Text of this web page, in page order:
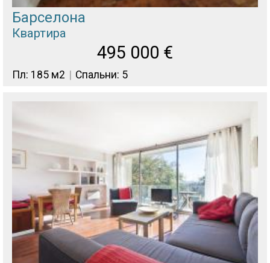
Барселона
Квартира
495 000 €
Пл: 185 м2 Спальни: 5